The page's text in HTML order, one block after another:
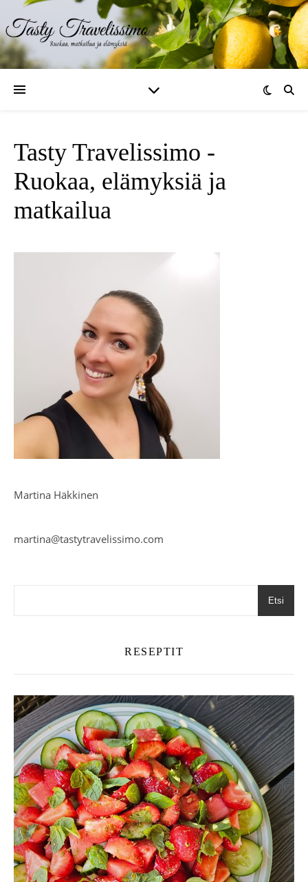
Tasty Travelissimo -
Ruokaa, elämyksiä ja
matkailua
Martina Häkkinen
martina@tastytravelissimo.com
Etsi
RESEPTIT